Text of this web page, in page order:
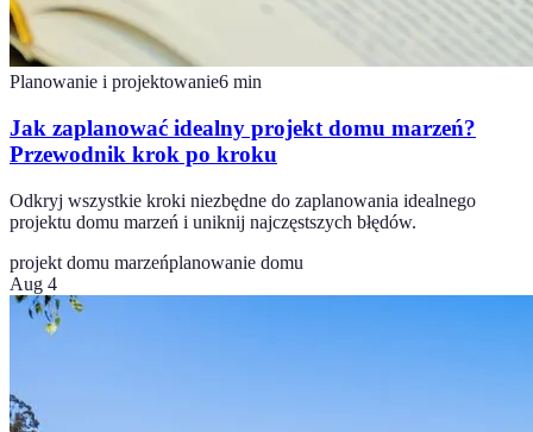
Planowanie i projektowanie6 min
Jak zaplanować idealny projekt domu marzeń?
Przewodnik krok po kroku
Odkryj wszystkie kroki niezbędne do zaplanowania idealnego
projektu domu marzeń i uniknij najczęstszych błędów.
projekt domu marzeńplanowanie domu
Aug 4